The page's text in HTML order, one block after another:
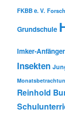
FKBB e. V.
Grundschule
Imker-
Insekten
Reinhold